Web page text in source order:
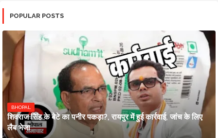
POPULAR POSTS
BHOPAL
शिवराज सिंह के बेटे का पनीर पकड़ा?, रायपुर में हुई कार्रवाई, जांच के लिए
लैब भेजा